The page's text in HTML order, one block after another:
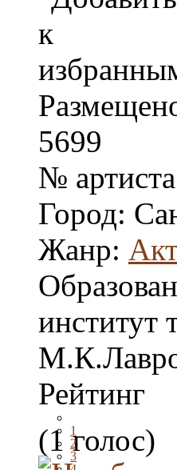
5699
№
Город:
Жанр:
институт
Рейтинг
1
2
3
(1 голос)